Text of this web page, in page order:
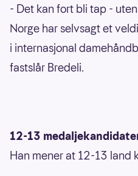
- Det kan fort bli tap -
Norge har selvsagt et
i internasjonal
fastslår Bredeli.
12-13
Han mener at 12-13 land